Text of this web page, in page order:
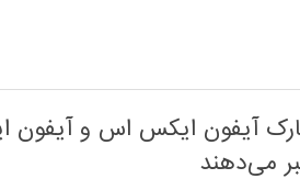
آیفون ایکس اس و
می‌دهند